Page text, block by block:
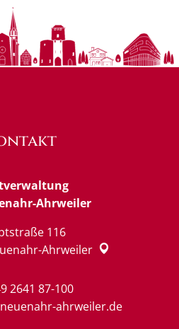
Ahrweiler
116
Ahrweiler
2641 87-100
ahrweiler.de